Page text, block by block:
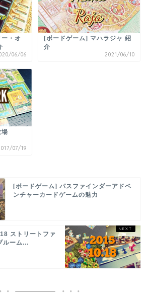
・オ
06/06
[ボードゲーム] マハラジャ 紹
介
2021/06/10
07/19
[ボードゲーム] パスファインダーアドベ
ンチャーカードゲームの魅力
ストリートファ
ルーム...